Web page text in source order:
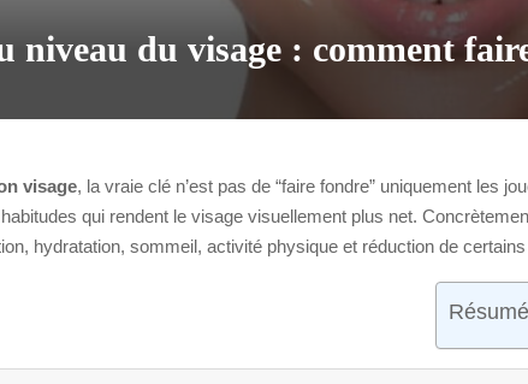
niveau du visage : comment
visage, la vraie clé n’est pas de “faire fondre” uniquement les
habitudes qui rendent le visage visuellement plus net.
hydratation, sommeil, activité physique et réduction de
Résumé